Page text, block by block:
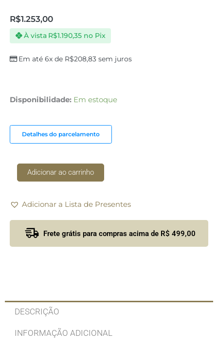
R$1.253,00
Em até 6x de R$208,83 sem juros
À vista R$1.190,35 no Pix
Disponibilidade: Em estoque
Detalhes do parcelamento
Travessa
Carrara
Grande
Alegre
quantidade
Adicionar ao carrinho
Adicionar a Lista de Presentes
Frete grátis para compras acima de R$ 499,00
DESCRIÇÃO
INFORMAÇÃO ADICIONAL